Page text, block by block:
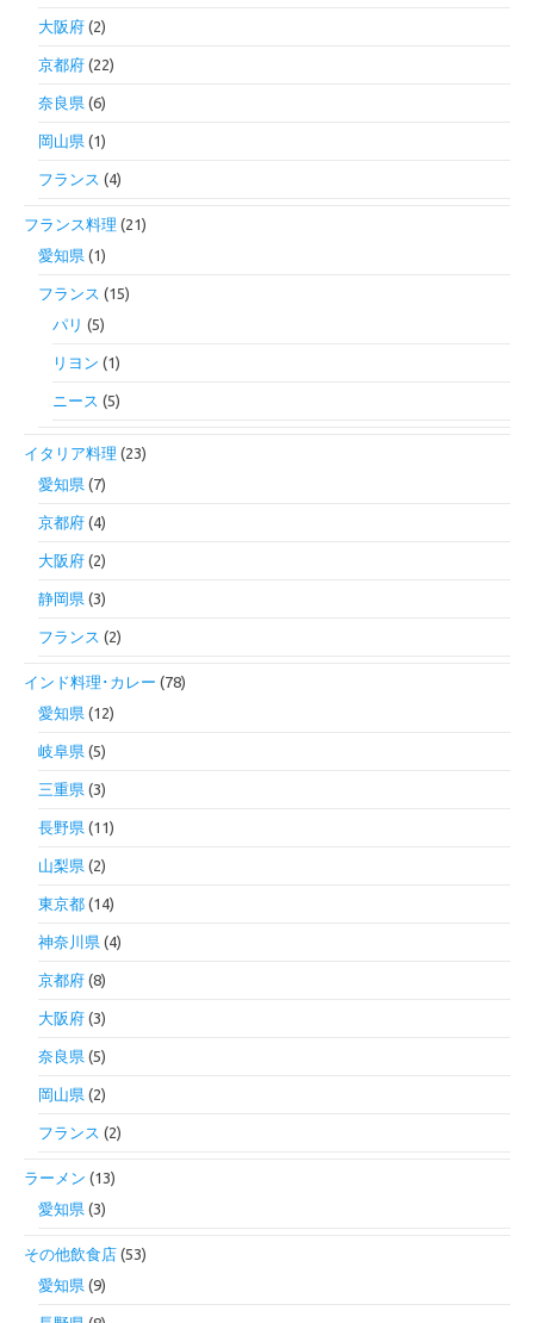
大阪府 (2)
京都府 (22)
奈良県 (6)
岡山県 (1)
フランス (4)
フランス料理 (21)
愛知県 (1)
フランス (15)
パリ (5)
リヨン (1)
ニース (5)
イタリア料理 (23)
愛知県 (7)
京都府 (4)
大阪府 (2)
静岡県 (3)
フランス (2)
インド料理･カレー (78)
愛知県 (12)
岐阜県 (5)
三重県 (3)
長野県 (11)
山梨県 (2)
東京都 (14)
神奈川県 (4)
京都府 (8)
大阪府 (3)
奈良県 (5)
岡山県 (2)
フランス (2)
ラーメン (13)
愛知県 (3)
その他飲食店 (53)
愛知県 (9)